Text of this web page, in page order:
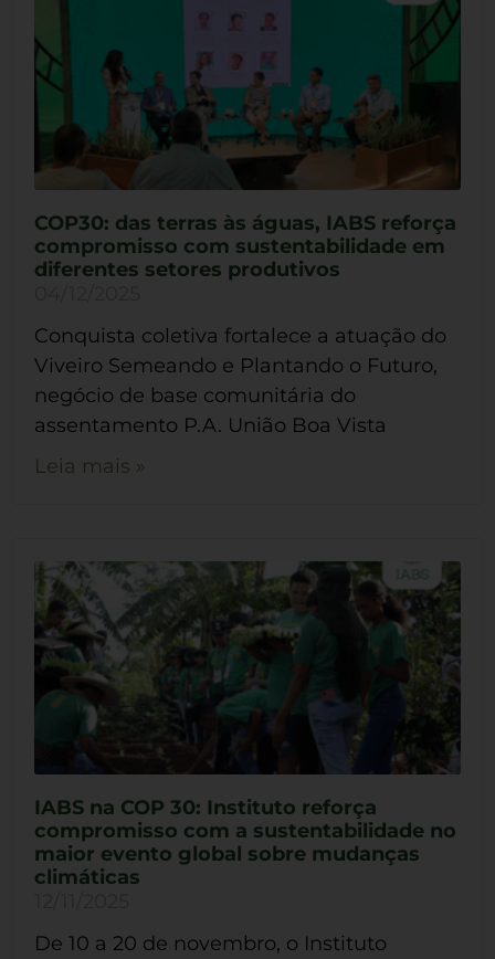
COP30: das terras às águas, IABS reforça
compromisso com sustentabilidade em
diferentes setores produtivos
Conquista coletiva fortalece a atuação do
Viveiro Semeando e Plantando o Futuro,
negócio de base comunitária do
assentamento P.A. União Boa Vista
Leia mais »
IABS na COP 30: Instituto reforça
compromisso com a sustentabilidade no
maior evento global sobre mudanças
climáticas
De 10 a 20 de novembro, o Instituto